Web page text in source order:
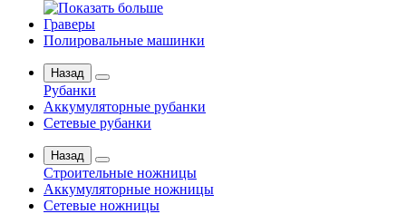
Граверы
Полировальные машинки
Назад
Рубанки
Аккумуляторные рубанки
Сетевые рубанки
Назад
Строительные ножницы
Аккумуляторные ножницы
Сетевые ножницы